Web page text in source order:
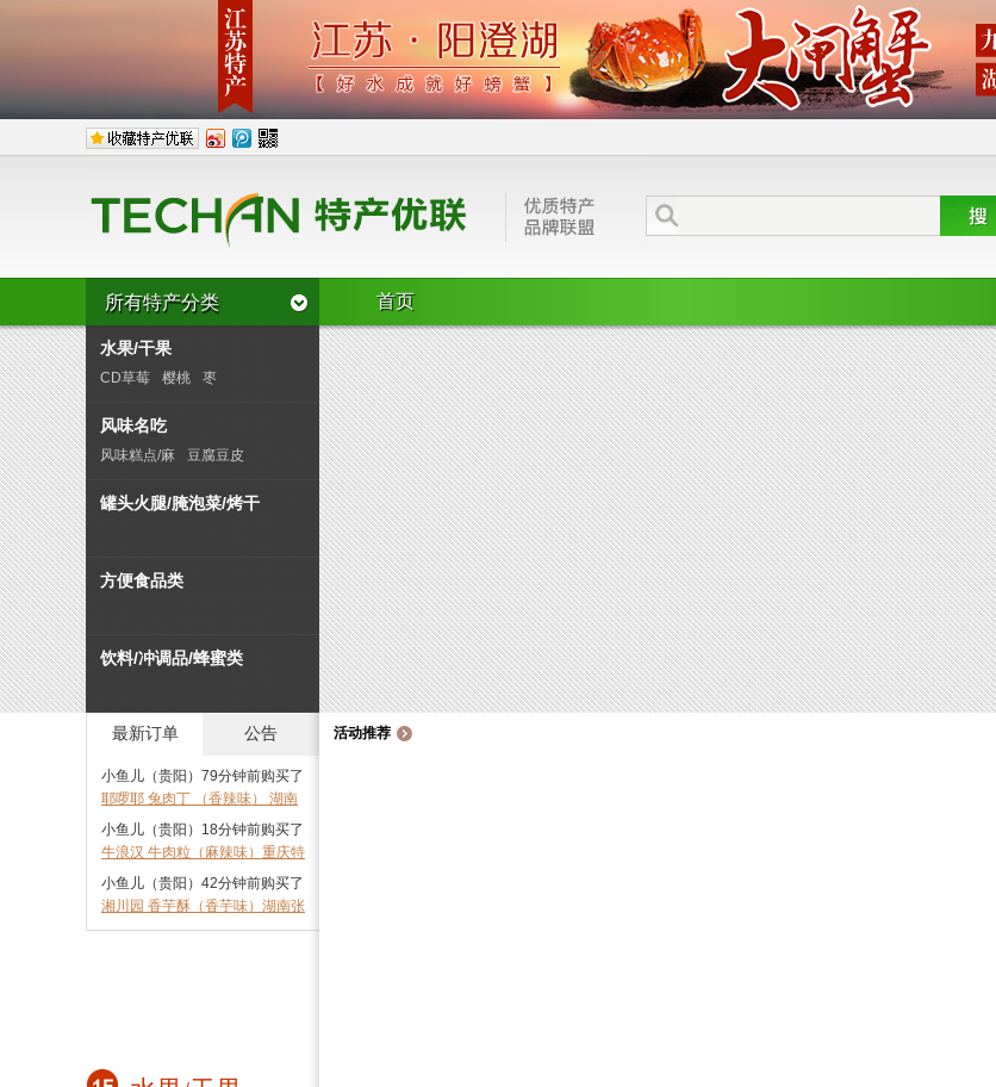
所有特产分类
水果/干果
CD草莓 樱桃
枣
猕猴桃
其它类水果
榛子
核桃
风味名吃
风味糕点/麻
豆腐豆皮
腊肉/腊肠/灌
罐头
湖南风味
广西风味
罐头火腿/腌泡菜/烤干
方便食品类
饮料/冲调品/蜂蜜类
糖果/果冻/果脯类
滋补品/药材及制品
首页
最新订单 公告
小鱼儿（贵阳）79分钟前购买了
耶啰耶 兔肉丁 （香辣味） 湖南
怀化特产 108g 休闲小吃 质地细
耶啰耶 兔肉丁 （香辣味） 湖南
怀化特产 108g 休闲小吃 质地细
小鱼儿（贵阳）18分钟前购买了
牛浪汉 牛肉粒（麻辣味）重庆特
产 80g 牛肉 牛肉干 香辣 麻辣 营
牛浪汉 牛肉粒（麻辣味）重庆特
产 80g 牛肉 牛肉干 香辣 麻辣 营
小鱼儿（贵阳）42分钟前购买了
湘川园 香芋酥（香芋味）湖南张
家界特产 200g 酥 糕点 点心 酥
湘川园 香芋酥（香芋味）湖南张
家界特产 200g 酥 糕点 点心 酥
testuser（安庆）35分钟前购买
了湘宝 永丰辣酱 湖南 娄底特产
湘宝 永丰辣酱 湖南 娄底特产
外焦里嫩
焦里嫩
testuser（安庆）34分钟前购买
活动推荐